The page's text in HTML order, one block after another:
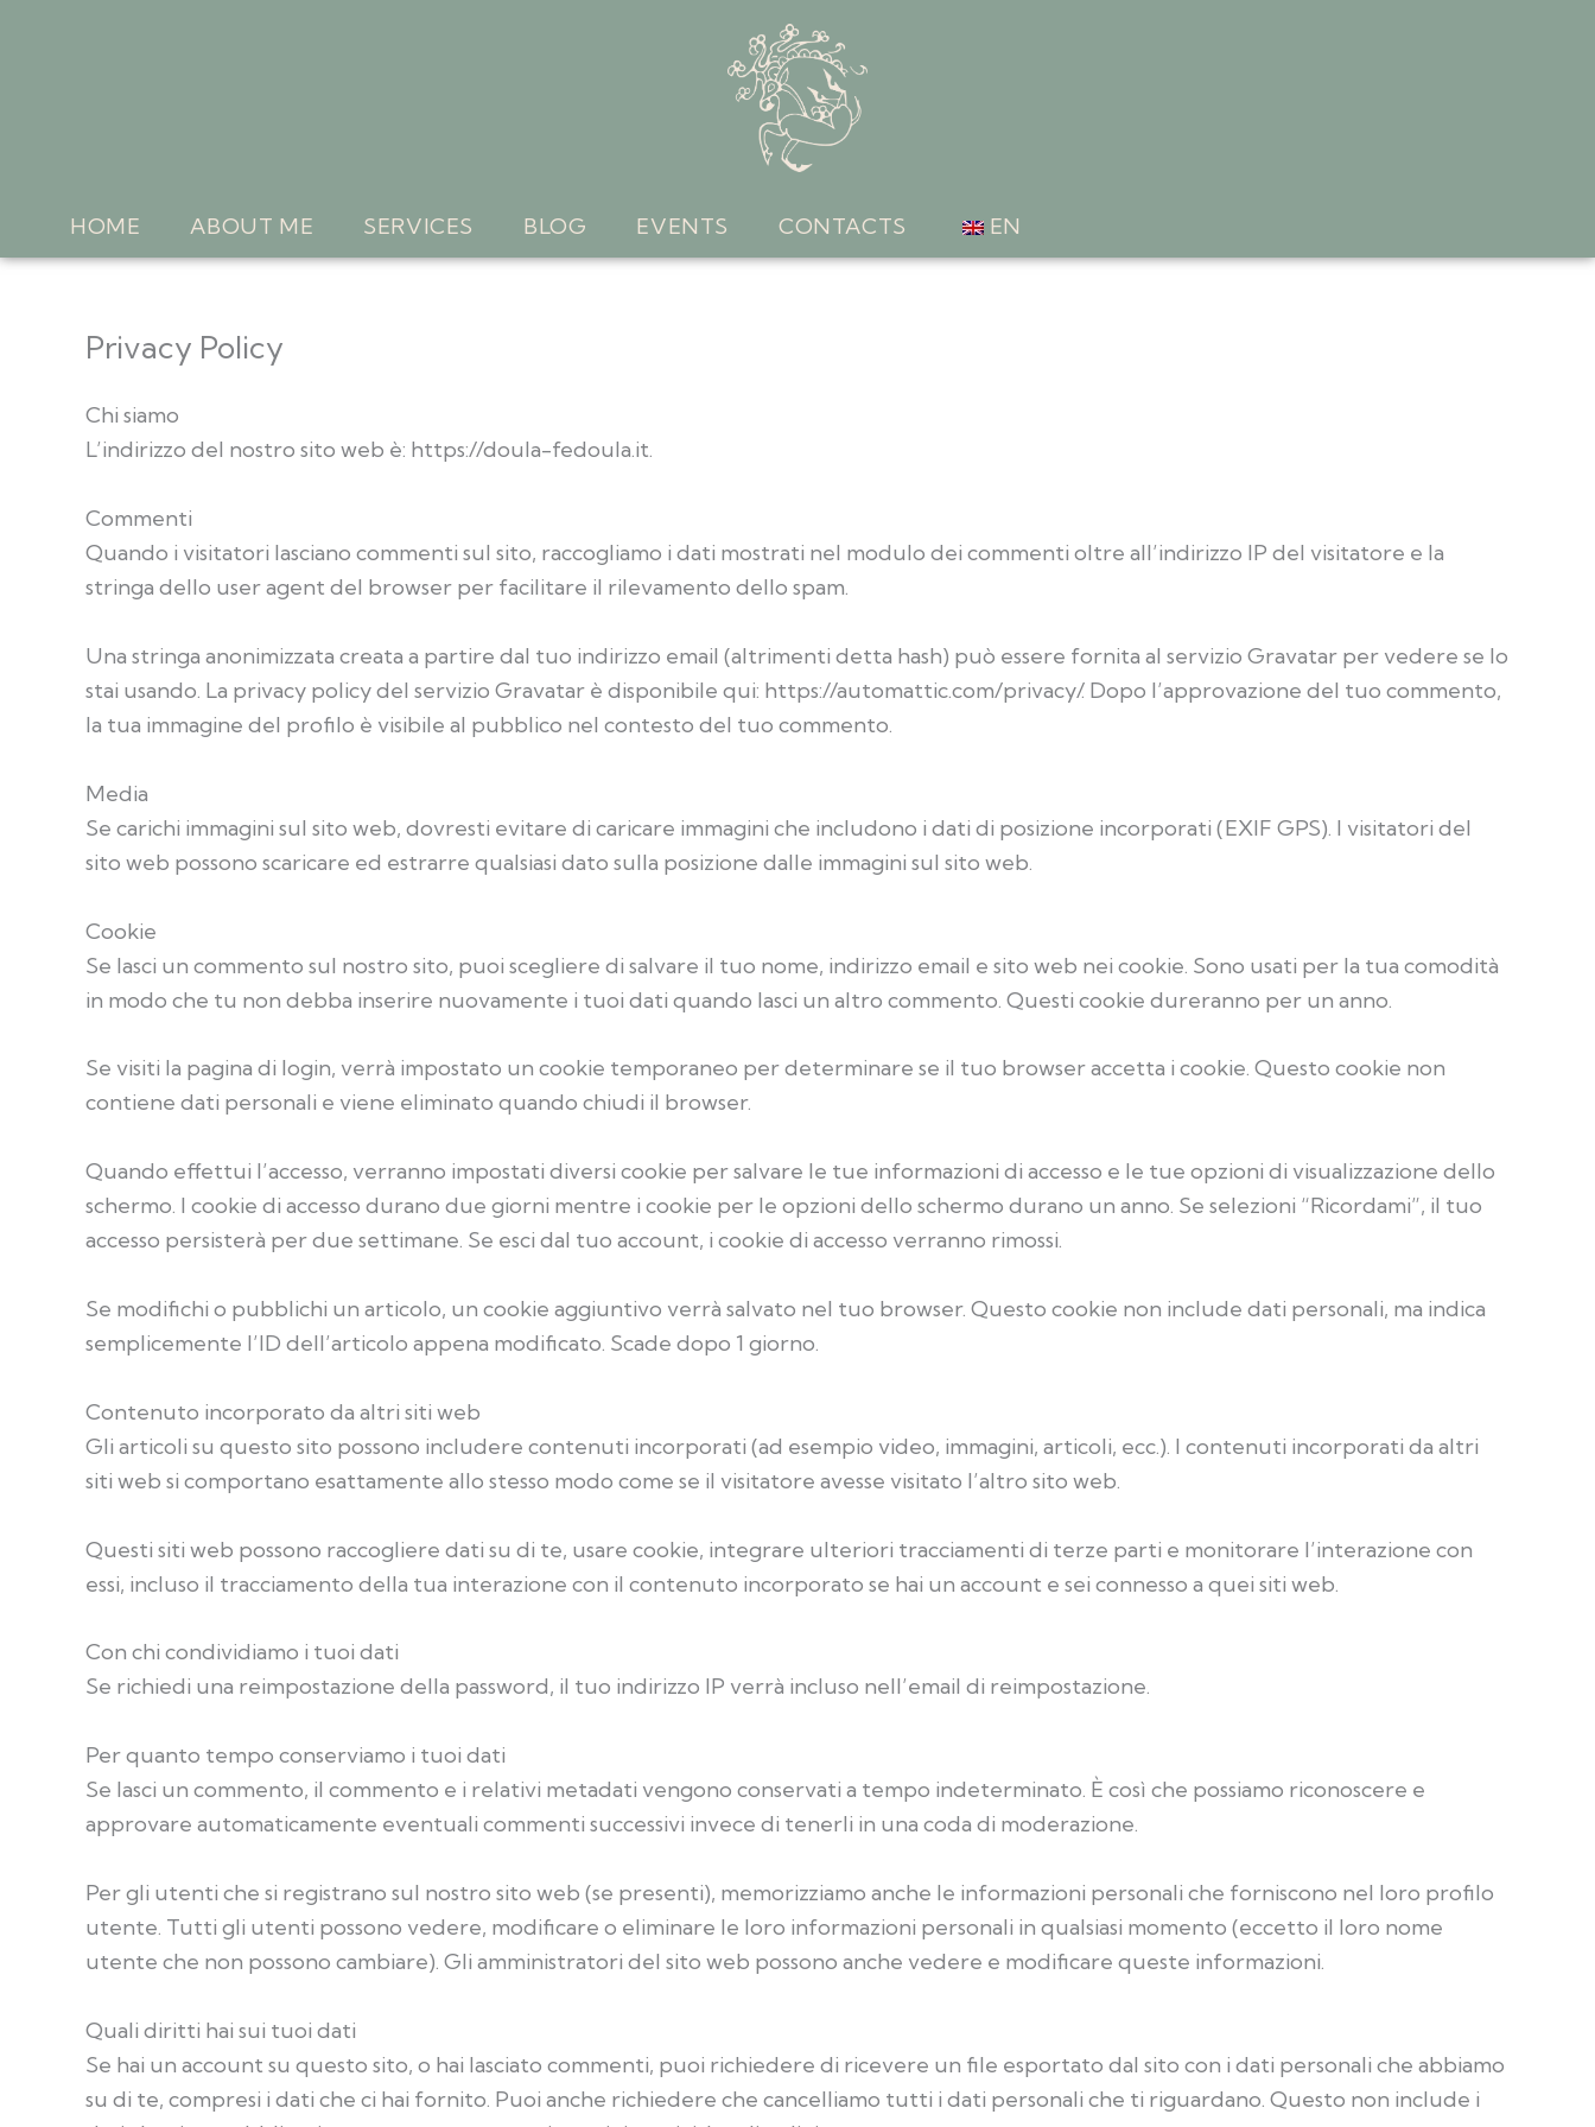
HOME ABOUT ME SERVICES BLOG EVENTS CONTACTS EN
Privacy Policy
Chi siamo
L’indirizzo del nostro sito web è: https://doula-fedoula.it.
Commenti
Quando i visitatori lasciano commenti sul sito, raccogliamo i dati mostrati nel modulo dei commenti oltre all’indirizzo IP del visitatore e la
stringa dello user agent del browser per facilitare il rilevamento dello spam.
Una stringa anonimizzata creata a partire dal tuo indirizzo email (altrimenti detta hash) può essere fornita al servizio Gravatar per vedere se lo
stai usando. La privacy policy del servizio Gravatar è disponibile qui: https://automattic.com/privacy/. Dopo l’approvazione del tuo commento,
la tua immagine del profilo è visibile al pubblico nel contesto del tuo commento.
Media
Se carichi immagini sul sito web, dovresti evitare di caricare immagini che includono i dati di posizione incorporati (EXIF GPS). I visitatori del
sito web possono scaricare ed estrarre qualsiasi dato sulla posizione dalle immagini sul sito web.
Cookie
Se lasci un commento sul nostro sito, puoi scegliere di salvare il tuo nome, indirizzo email e sito web nei cookie. Sono usati per la tua comodità
in modo che tu non debba inserire nuovamente i tuoi dati quando lasci un altro commento. Questi cookie dureranno per un anno.
Se visiti la pagina di login, verrà impostato un cookie temporaneo per determinare se il tuo browser accetta i cookie. Questo cookie non
contiene dati personali e viene eliminato quando chiudi il browser.
Quando effettui l’accesso, verranno impostati diversi cookie per salvare le tue informazioni di accesso e le tue opzioni di visualizzazione dello
schermo. I cookie di accesso durano due giorni mentre i cookie per le opzioni dello schermo durano un anno. Se selezioni “Ricordami”, il tuo
accesso persisterà per due settimane. Se esci dal tuo account, i cookie di accesso verranno rimossi.
Se modifichi o pubblichi un articolo, un cookie aggiuntivo verrà salvato nel tuo browser. Questo cookie non include dati personali, ma indica
semplicemente l’ID dell’articolo appena modificato. Scade dopo 1 giorno.
Contenuto incorporato da altri siti web
Gli articoli su questo sito possono includere contenuti incorporati (ad esempio video, immagini, articoli, ecc.). I contenuti incorporati da altri
siti web si comportano esattamente allo stesso modo come se il visitatore avesse visitato l’altro sito web.
Questi siti web possono raccogliere dati su di te, usare cookie, integrare ulteriori tracciamenti di terze parti e monitorare l’interazione con
essi, incluso il tracciamento della tua interazione con il contenuto incorporato se hai un account e sei connesso a quei siti web.
Con chi condividiamo i tuoi dati
Se richiedi una reimpostazione della password, il tuo indirizzo IP verrà incluso nell’email di reimpostazione.
Per quanto tempo conserviamo i tuoi dati
Se lasci un commento, il commento e i relativi metadati vengono conservati a tempo indeterminato. È così che possiamo riconoscere e
approvare automaticamente eventuali commenti successivi invece di tenerli in una coda di moderazione.
Per gli utenti che si registrano sul nostro sito web (se presenti), memorizziamo anche le informazioni personali che forniscono nel loro profilo
utente. Tutti gli utenti possono vedere, modificare o eliminare le loro informazioni personali in qualsiasi momento (eccetto il loro nome
utente che non possono cambiare). Gli amministratori del sito web possono anche vedere e modificare queste informazioni.
Quali diritti hai sui tuoi dati
Se hai un account su questo sito, o hai lasciato commenti, puoi richiedere di ricevere un file esportato dal sito con i dati personali che abbiamo
su di te, compresi i dati che ci hai fornito. Puoi anche richiedere che cancelliamo tutti i dati personali che ti riguardano. Questo non include i